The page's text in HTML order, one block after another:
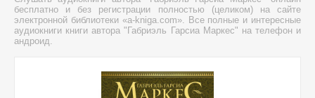
бесплатно и без регистрации полностью (целиком) на сайте
электронной библиотеки «a-kniga.com». Все полные и интересные
аудиокниги книги автора "Габриэль Гарсиа Маркес" на телефон и
андроид.